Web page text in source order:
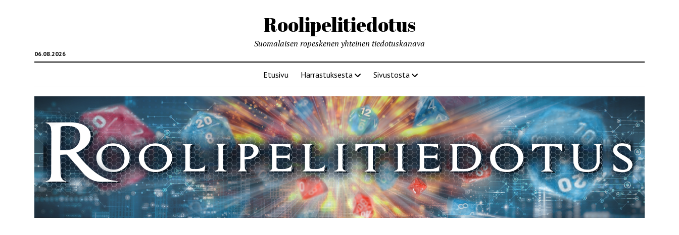
Roolipelitiedotus
06.08.2026
Suomalaisen ropeskenen yhteinen tiedotuskanava
Etusivu Harrastuksesta Sivustosta